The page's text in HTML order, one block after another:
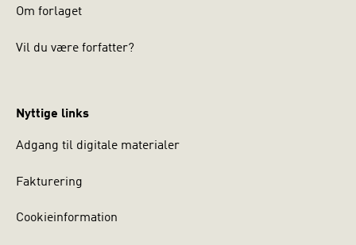
Om forlaget
Vil du være forfatter?
Nyttige links
Adgang til digitale materialer
Fakturering
Cookieinformation